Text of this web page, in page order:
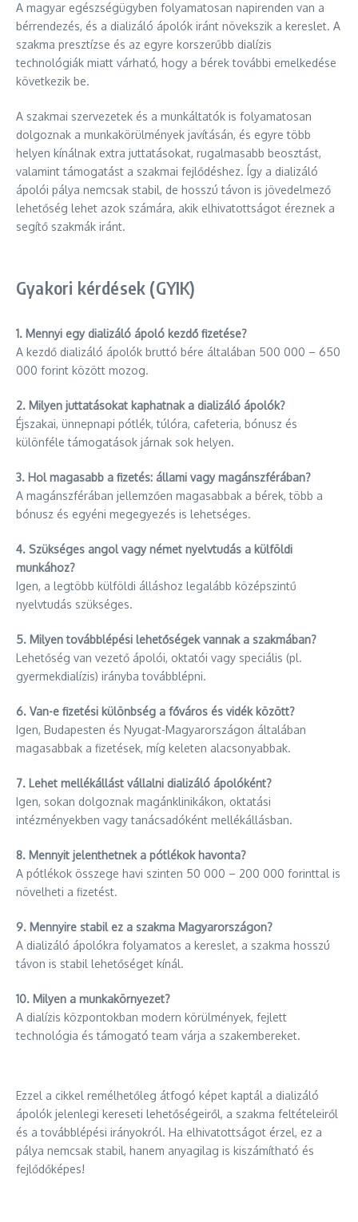
A magyar egészségügyben folyamatosan napirenden van a
bérrendezés, és a dializáló ápolók iránt növekszik a kereslet. A
szakma presztízse és az egyre korszerűbb dialízis
technológiák miatt várható, hogy a bérek további emelkedése
következik be.
A szakmai szervezetek és a munkáltatók is folyamatosan
dolgoznak a munkakörülmények javításán, és egyre több
helyen kínálnak extra juttatásokat, rugalmasabb beosztást,
valamint támogatást a szakmai fejlődéshez. Így a dializáló
ápolói pálya nemcsak stabil, de hosszú távon is jövedelmező
lehetőség lehet azok számára, akik elhivatottságot éreznek a
segítő szakmák iránt.
Gyakori kérdések (GYIK)
1. Mennyi egy dializáló ápoló kezdő fizetése?
A kezdő dializáló ápolók bruttó bére általában 500 000 – 650
000 forint között mozog.
2. Milyen juttatásokat kaphatnak a dializáló ápolók?
Éjszakai, ünnepnapi pótlék, túlóra, cafeteria, bónusz és
különféle támogatások járnak sok helyen.
3. Hol magasabb a fizetés: állami vagy magánszférában?
A magánszférában jellemzően magasabbak a bérek, több a
bónusz és egyéni megegyezés is lehetséges.
4. Szükséges angol vagy német nyelvtudás a külföldi
munkához?
Igen, a legtöbb külföldi álláshoz legalább középszintű
nyelvtudás szükséges.
5. Milyen továbblépési lehetőségek vannak a szakmában?
Lehetőség van vezető ápolói, oktatói vagy speciális (pl.
gyermekdialízis) irányba továbblépni.
6. Van-e fizetési különbség a főváros és vidék között?
Igen, Budapesten és Nyugat-Magyarországon általában
magasabbak a fizetések, míg keleten alacsonyabbak.
7. Lehet mellékállást vállalni dializáló ápolóként?
Igen, sokan dolgoznak magánklinikákon, oktatási
intézményekben vagy tanácsadóként mellékállásban.
8. Mennyit jelenthetnek a pótlékok havonta?
A pótlékok összege havi szinten 50 000 – 200 000 forinttal is
növelheti a fizetést.
9. Mennyire stabil ez a szakma Magyarországon?
A dializáló ápolókra folyamatos a kereslet, a szakma hosszú
távon is stabil lehetőséget kínál.
10. Milyen a munkakörnyezet?
A dialízis központokban modern körülmények, fejlett
technológia és támogató team várja a szakembereket.
Ezzel a cikkel remélhetőleg átfogó képet kaptál a dializáló
ápolók jelenlegi kereseti lehetőségeiről, a szakma feltételeiről
és a továbblépési irányokról. Ha elhivatottságot érzel, ez a
pálya nemcsak stabil, hanem anyagilag is kiszámítható és
fejlődőképes!